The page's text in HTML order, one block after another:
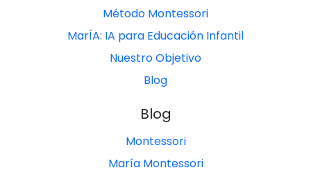
Método Montessori
MarÍA: IA para Educación Infantil
Nuestro Objetivo
Blog
Blog
Montessori
María Montessori